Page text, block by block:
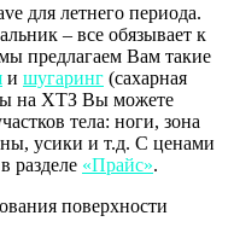
для летнего периода.
– все обязывает к
предлагаем Вам такие
и шугаринг (сахарная
на ХТЗ Вы можете
тела: ноги, зона
усики и т.д. С ценами
разделе «Прайс».
поверхности